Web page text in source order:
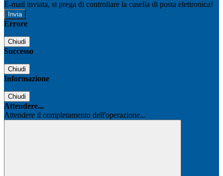
E-mail inviata, si prega di controllare la casella di posta elettronica!
Errore
Chiudi
Successo
Chiudi
Informazione
Chiudi
Attendere...
Attendere il completamento dell'operazione...